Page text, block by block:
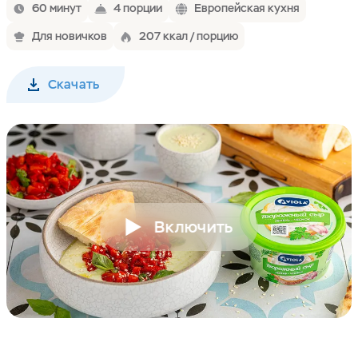
60 минут 4 порции
Европейская кухня
Для новичков
207 ккал / порцию
Скачать
Включить